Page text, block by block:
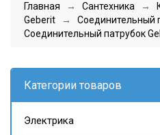
Главная → Сантехника →
Geberit
→ Соединительный
Соединительный патрубок
Категории товаров
Электрика